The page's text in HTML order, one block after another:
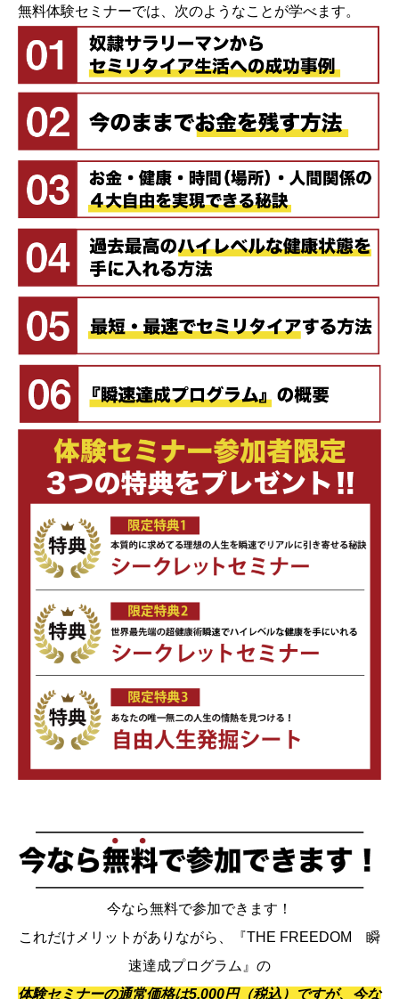
無料体験セミナーでは、次のようなことが学べます。
今なら無料で参加できます！
これだけメリットがありながら、『THE FREEDOM 瞬
速達成プログラム』の
体験セミナーの通常価格は5,000円（税込）ですが、今な